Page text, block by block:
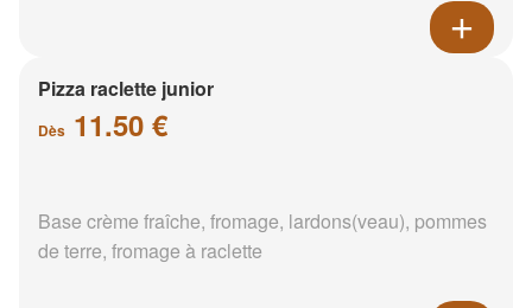
Pizza raclette junior
Dès 11.50 €
Base crème fraîche, fromage, lardons(veau), pommes
de terre, fromage à raclette